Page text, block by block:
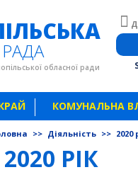
обласної ради
КОМУНАЛЬНА
>> Діяльність >> 2020
2020 РІК